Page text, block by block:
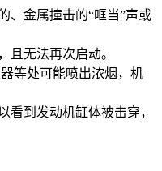
、金属撞击的“哐当”声或
且无法再次启动。
等处可能喷出浓烟，机
看到发动机缸体被击穿，